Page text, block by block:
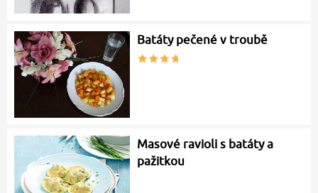
Batáty pečené v troubě
Masové ravioli s batáty a
pažitkou